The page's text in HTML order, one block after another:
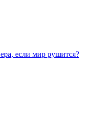
если мир рушится?